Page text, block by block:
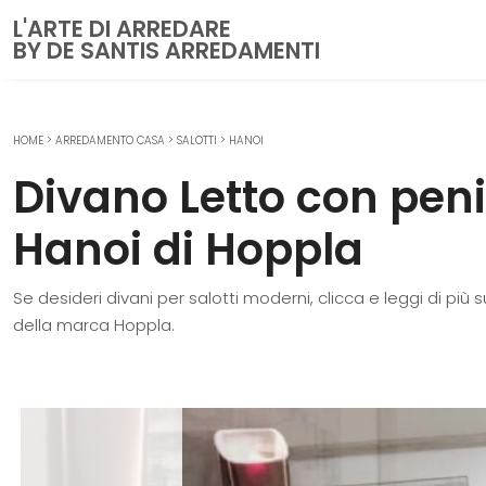
L'ARTE DI ARREDARE
BY DE SANTIS ARREDAMENTI
CUCINE
Cucine Moderne
Cucine Classiche
Cucine su misura
ZONA GIORNO
Librerie
Salotti
HOME > ARREDAMENTO CASA > SALOTTI > HANOI
Divano Letto con
Hanoi di Hoppla
Se desideri divani per salotti moderni, clicca e leggi di più
della marca Hoppla.